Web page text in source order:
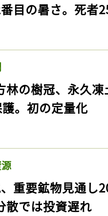
目の暑さ。死者
林の樹冠、永久
。初の定量化
、重要鉱物見通
散では投資遅れ